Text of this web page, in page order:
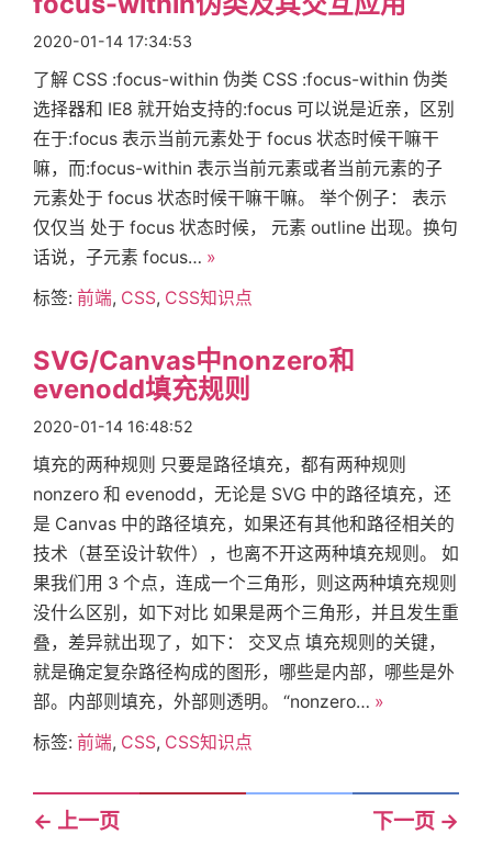
2020-01-14 17:34:53
了解 CSS :focus-within 伪类 CSS :focus-within 伪类
选择器和 IE8 就开始支持的:focus 可以说是近亲，区别
在于:focus 表示当前元素处于 focus 状态时候干嘛干
嘛，而:focus-within 表示当前元素或者当前元素的子
元素处于 focus 状态时候干嘛干嘛。 举个例子： 表示
仅仅当 处于 focus 状态时候， 元素 outline 出现。换句
话说，子元素 focus… »
标签: 前端, CSS, CSS知识点
SVG/Canvas中nonzero和
evenodd填充规则
2020-01-14 16:48:52
填充的两种规则 只要是路径填充，都有两种规则
nonzero 和 evenodd，无论是 SVG 中的路径填充，还
是 Canvas 中的路径填充，如果还有其他和路径相关的
技术（甚至设计软件），也离不开这两种填充规则。 如
果我们用 3 个点，连成一个三角形，则这两种填充规则
没什么区别，如下对比 如果是两个三角形，并且发生重
叠，差异就出现了，如下： 交叉点 填充规则的关键，
就是确定复杂路径构成的图形，哪些是内部，哪些是外
部。内部则填充，外部则透明。 “nonzero… »
标签: 前端, CSS, CSS知识点
← 上一页 下一页 →